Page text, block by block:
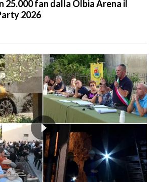
25.000 fan dalla Olbia Arena il
2026